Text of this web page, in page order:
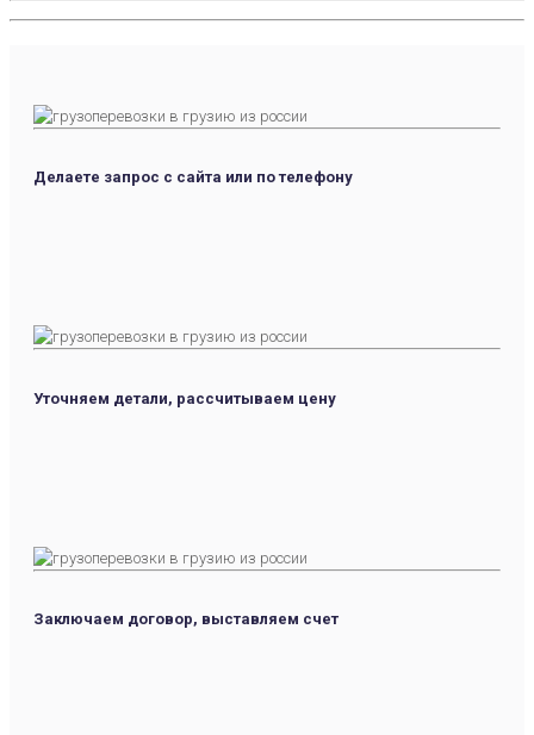
Делаете запрос с сайта или по телефону
Уточняем детали, рассчитываем цену
Заключаем договор, выставляем счет